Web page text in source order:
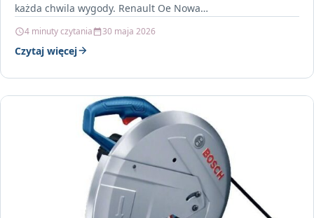
każda chwila wygody. Renault Oe Nowa…
4 minuty czytania 30 maja 2026
Czytaj więcej